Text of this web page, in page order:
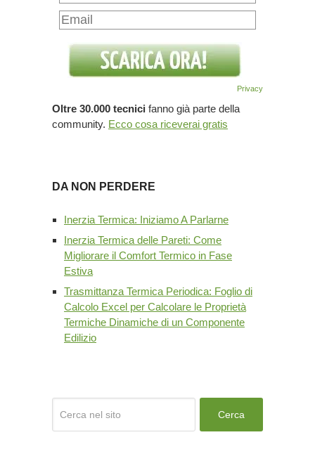
Privacy
Oltre 30.000 tecnici fanno già parte della
community. Ecco cosa riceverai gratis
DA NON PERDERE
Inerzia Termica: Iniziamo A Parlarne
Inerzia Termica delle Pareti: Come
Migliorare il Comfort Termico in Fase
Estiva
Trasmittanza Termica Periodica: Foglio di
Calcolo Excel per Calcolare le Proprietà
Termiche Dinamiche di un Componente
Edilizio
Cerca